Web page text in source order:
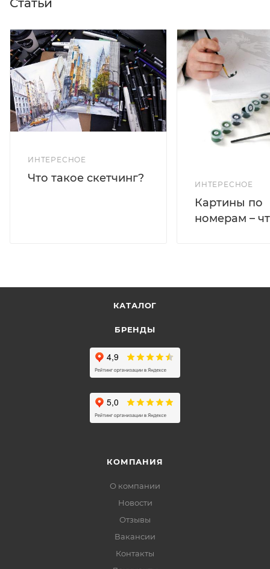
Статьи
ИНТЕРЕСНОЕ
Что такое скетчинг?
ИНТЕРЕСНОЕ
Картины по
номерам –
КАТАЛОГ
БРЕНДЫ
КОМПАНИЯ
О компании
Новости
Отзывы
Вакансии
Контакты